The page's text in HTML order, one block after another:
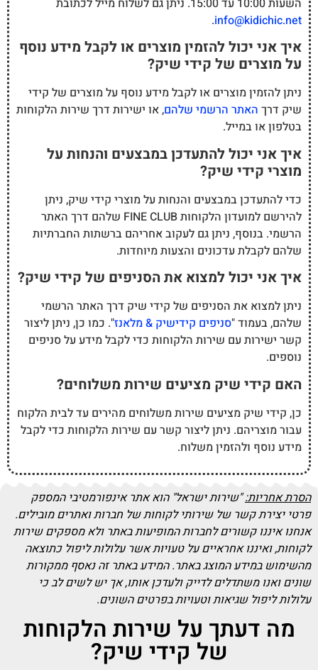
השעות 10:00 עד 15:00. ניתן גם לשלוח מייל לכתובת
info@kidichic.net
.
איך אני יכול להזמין מוצרים או לקבל מידע נוסף
על מוצרים של קידי שיק?
ניתן להזמין מוצרים או לקבל מידע נוסף על מוצרים של קידי
שיק דרך האתר הרשמי שלהם, או ישירות דרך שירות הלקוחות
בטלפון או במייל.
איך אני יכול להתעדכן במבצעים והנחות על
מוצרי קידי שיק?
כדי להתעדכן במבצעים והנחות על מוצרי קידי שיק, ניתן
להירשם למועדון הלקוחות FINE CLUB שלהם דרך האתר
הרשמי. בנוסף, ניתן גם לעקוב אחריהם ברשתות החברתיות
שלהם לקבלת עדכונים והצעות מיוחדות.
איך אני יכול למצוא את הסניפים של קידי שיק?
ניתן למצוא את הסניפים של קידי שיק דרך האתר הרשמי
שלהם, בעמוד "סניפים קידישיק & מלאנז". כמו כן, ניתן ליצור
קשר ישירות עם שירות הלקוחות כדי לקבל מידע על סניפים
נוספים.
האם קידי שיק מציעים שירות משלוחים?
כן, קידי שיק מציעים שירות משלוחים מהירים עד לבית הלקוח
עבור מוצריהם. ניתן ליצור קשר עם שירות הלקוחות כדי לקבל
מידע נוסף ולהזמין משלוח.
הסרת אחריות:"שירות ישראל" הוא אתר אינפורמטיבי המספק
פרטי יצירת קשר של שירותי לקוחות של חברות ואתרים מובילים.
אנחנו איננו קשורים לחברות המופיעות באתר ולא מספקים שירות
לקוחות, ואיננו אחראיים על טעויות אשר עלולות ליפול כתוצאה
מהשימוש במידע המוצג באתר. המידע באתר זה נאסף ממקורות
שונים ואנו משתדלים לדייק ולעדכן אותו, אך יש לשים לב כי
עלולות ליפול שגיאות וטעויות בפרטים השונים.
מה דעתך על שירות הלקוחות
של קידי שיק?